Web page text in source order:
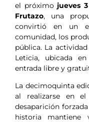
el próximo jueves
Frutazo, una
convirtió en un
comunidad, los
pública. La actividad
Leticia, ubicada
entrada libre y
La decimoquinta
al realizarse en
desaparición
historia